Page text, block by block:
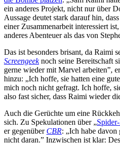
ein anderes Projekt, nicht nur über
Aussage deutet stark darauf hin,
einer Zusammenarbeit interessiert
anderes Abenteuer als das von
Das ist besonders brisant, da Raimi
Screengeeknoch seine Bereitschaft
gerne wieder mit Marvel arbeiten”,
hinzu: „Ich hoffe, sie hatten eine
mich noch nicht gefragt. Ich hoffe,
also fast sicher, dass Raimi wieder
Auch die Gerüchte um eine
sich. Zu Spekulationen über „
er gegenüber CBR: „Ich habe davon
nicht daran.” Inzwischen ist klar: